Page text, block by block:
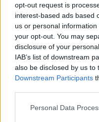
opt-out request is
interest-based ads based
us or personal
your opt-out. You may
disclosure of your
IAB’s list of downstream
also be disclosed by us to
Downstream Participants
Personal Data
Momenteel gebruik ik
gebruikt :werkte goed,
mijn longinhoud
gehad van
Ondanks dit stap ik
out van een paar
terug naar Seretide. ik
meer...]
geef mening